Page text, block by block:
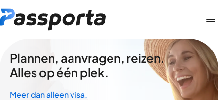
Plannen, aanvragen, reizen.
Alles op één plek.
Meer dan alleen visa.